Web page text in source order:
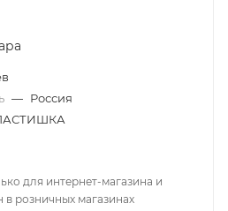
— Россия
для интернет-магазина и
в розничных магазинах